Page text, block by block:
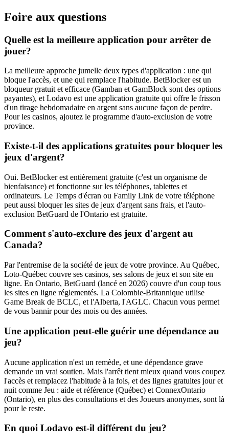
Foire aux questions
Quelle est la meilleure application pour arrêter de
jouer?
La meilleure approche jumelle deux types d'application : une qui
bloque l'accès, et une qui remplace l'habitude. BetBlocker est un
bloqueur gratuit et efficace (Gamban et GamBlock sont des options
payantes), et Lodavo est une application gratuite qui offre le frisson
d'un tirage hebdomadaire en argent sans aucune façon de perdre.
Pour les casinos, ajoutez le programme d'auto-exclusion de votre
province.
Existe-t-il des applications gratuites pour bloquer les
jeux d'argent?
Oui. BetBlocker est entièrement gratuite (c'est un organisme de
bienfaisance) et fonctionne sur les téléphones, tablettes et
ordinateurs. Le Temps d'écran ou Family Link de votre téléphone
peut aussi bloquer les sites de jeux d'argent sans frais, et l'auto-
exclusion BetGuard de l'Ontario est gratuite.
Comment s'auto-exclure des jeux d'argent au
Canada?
Par l'entremise de la société de jeux de votre province. Au Québec,
Loto-Québec couvre ses casinos, ses salons de jeux et son site en
ligne. En Ontario, BetGuard (lancé en 2026) couvre d'un coup tous
les sites en ligne réglementés. La Colombie-Britannique utilise
Game Break de BCLC, et l'Alberta, l'AGLC. Chacun vous permet
de vous bannir pour des mois ou des années.
Une application peut-elle guérir une dépendance au
jeu?
Aucune application n'est un remède, et une dépendance grave
demande un vrai soutien. Mais l'arrêt tient mieux quand vous coupez
l'accès et remplacez l'habitude à la fois, et des lignes gratuites jour et
nuit comme Jeu : aide et référence (Québec) et ConnexOntario
(Ontario), en plus des consultations et des Joueurs anonymes, sont là
pour le reste.
En quoi Lodavo est-il différent du jeu?